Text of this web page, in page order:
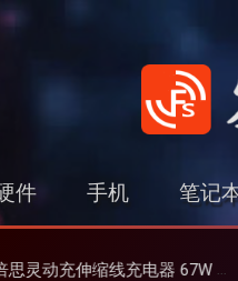
发烧
件 手机 笔记
可伸缩线、氮化镓、3C多设备同时充